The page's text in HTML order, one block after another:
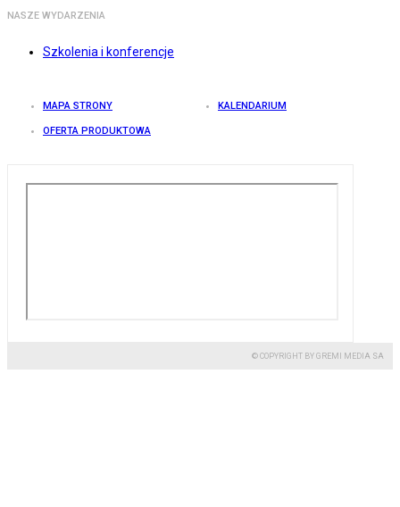
NASZE WYDARZENIA
Szkolenia i konferencje
MAPA STRONY KALENDARIUM
OFERTA PRODUKTOWA
© COPYRIGHT BY GREMI MEDIA SA